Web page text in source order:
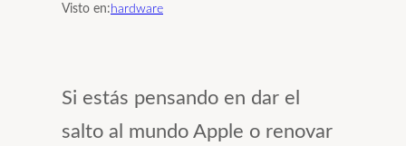
Visto en:hardware
Si estás pensando en dar el
salto al mundo Apple o renovar